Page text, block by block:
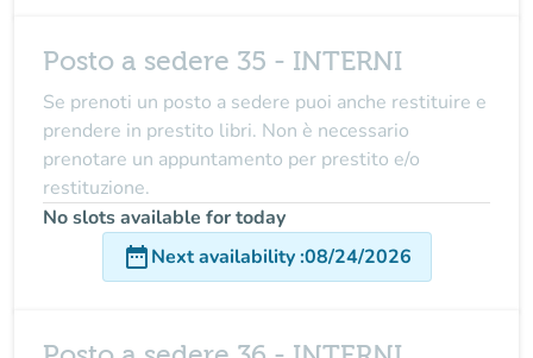
Posto a sedere 35 - INTERNI
Se prenoti un posto a sedere puoi anche restituire e
prendere in prestito libri. Non è necessario
prenotare un appuntamento per prestito e/o
restituzione.
No slots available for today
date_rangeNext availability:08/24/2026